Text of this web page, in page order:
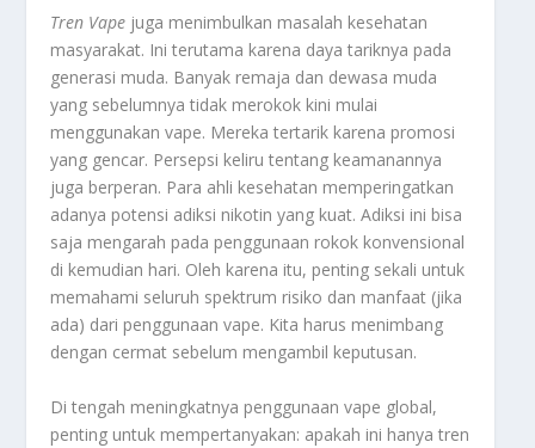
Tren Vape juga menimbulkan masalah kesehatan
masyarakat. Ini terutama karena daya tariknya pada
generasi muda. Banyak remaja dan dewasa muda
yang sebelumnya tidak merokok kini mulai
menggunakan vape. Mereka tertarik karena promosi
yang gencar. Persepsi keliru tentang keamanannya
juga berperan. Para ahli kesehatan memperingatkan
adanya potensi adiksi nikotin yang kuat. Adiksi ini bisa
saja mengarah pada penggunaan rokok konvensional
di kemudian hari. Oleh karena itu, penting sekali untuk
memahami seluruh spektrum risiko dan manfaat (jika
ada) dari penggunaan vape. Kita harus menimbang
dengan cermat sebelum mengambil keputusan.
Di tengah meningkatnya penggunaan vape global,
penting untuk mempertanyakan: apakah ini hanya tren